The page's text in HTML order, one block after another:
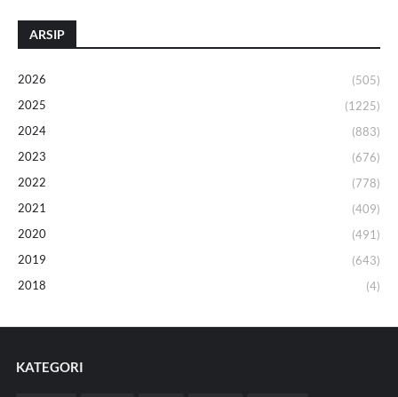
ARSIP
2026
(505)
2025
(1225)
2024
(883)
2023
(676)
2022
(778)
2021
(409)
2020
(491)
2019
(643)
2018
(4)
KATEGORI